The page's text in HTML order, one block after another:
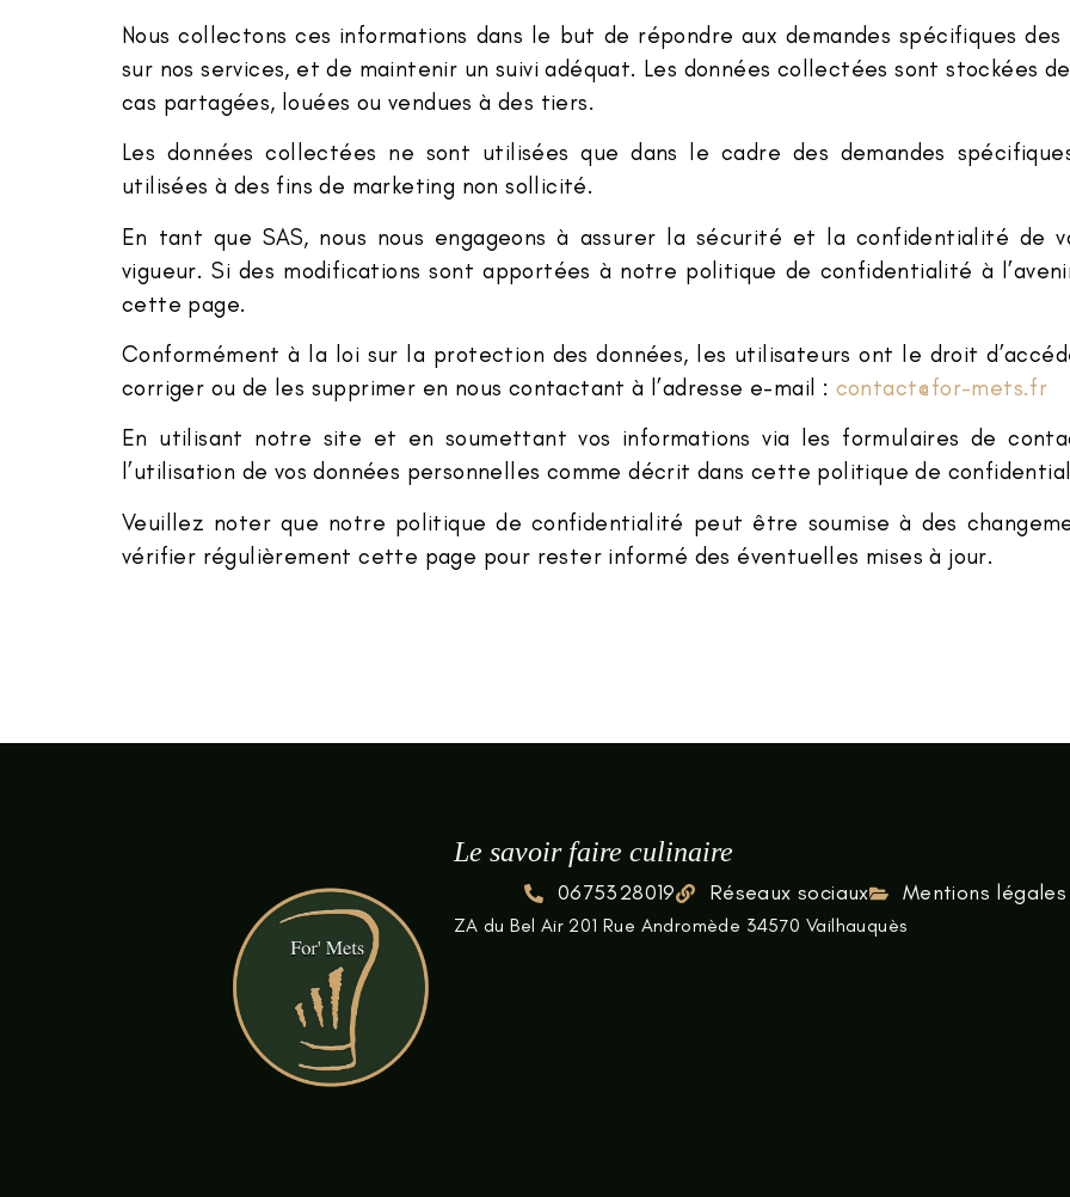
Nous collectons ces informations dans le but de répondre aux demandes spécifiques
sur nos services, et de maintenir un suivi adéquat. Les données collectées sont stockées
cas partagées, louées ou vendues à des tiers.
Les données collectées ne sont utilisées que dans le cadre des demandes
utilisées à des fins de marketing non sollicité.
En tant que SAS, nous nous engageons à assurer la sécurité et la confidentialité de
vigueur. Si des modifications sont apportées à notre politique de confidentialité à
cette page.
Conformément à la loi sur la protection des données, les utilisateurs ont le droit
corriger ou de les supprimer en nous contactant à l’adresse e-mail : contact@for-mets.fr
En utilisant notre site et en soumettant vos informations via les formulaires de
l’utilisation de vos données personnelles comme décrit dans cette politique de
Veuillez noter que notre politique de confidentialité peut être soumise à des
vérifier régulièrement cette page pour rester informé des éventuelles mises à jour.
Le savoir faire culinaire
0675328019 Réseaux sociaux Mentions légales
ZA du Bel Air 201 Rue Andromède 34570 Vailhauquès